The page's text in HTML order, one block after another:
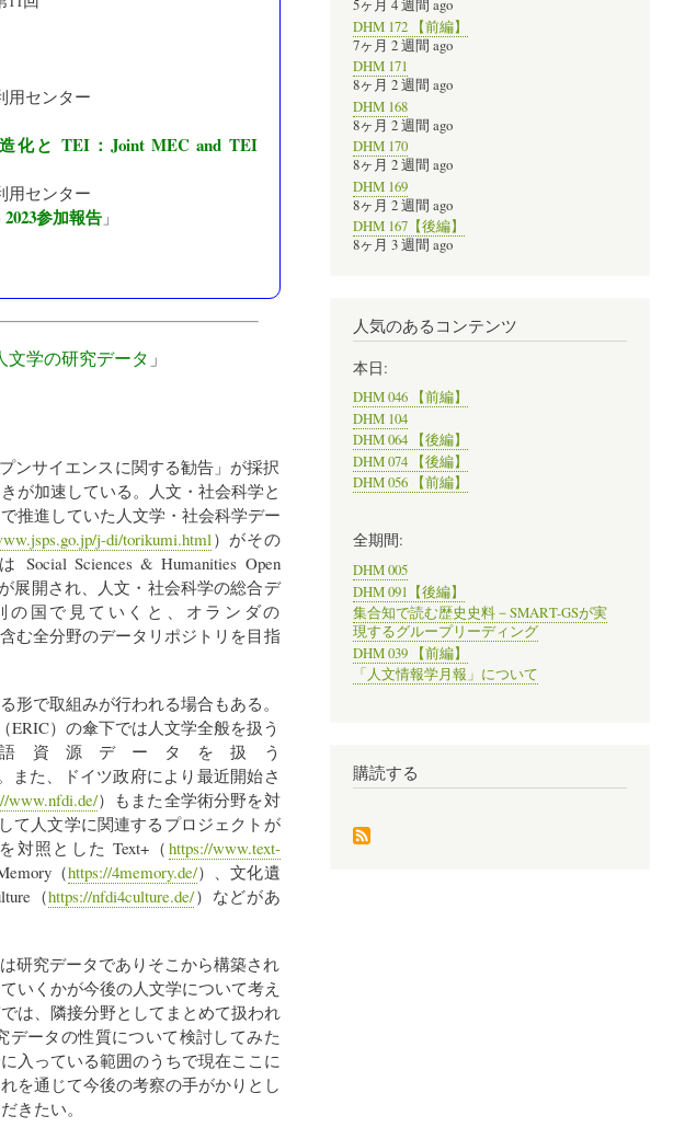
用センター
化と TEI：Joint MEC and TEI
用センター
参加報告」
文学の研究データ 」
ンサイエンスに関する勧告」が採択
が加速している。人文・社会科学と
推進していた人文学・社会科学デー
j-di/torikumi.html）がその
Sciences & Humanities Open
展開され、人文・社会科学の総合デ
国で見ていくと、オランダの
む全分野のデータリポジトリを目指
形で取組みが行われる場合もある。
）の傘下では人文学全般を扱う
資源データを扱う
また、ドイツ政府により最近開始さ
www.nfdi.de/）もまた全学術分野を対
て人文学に関連するプロジェクトが
対照とした Text+（ https://www.text-
（https://4memory.de/）、文化遺
（https://nfdi4culture.de/）などがあ
研究データでありそこから構築され
いくかが今後の人文学について考え
は、隣接分野としてまとめて扱われ
データの性質について検討してみた
入っている範囲のうちで現在ここに
を通じて今後の考察の手がかりとし
きたい。
5ヶ月 4 週間 ago
DHM 172 【前編】
7ヶ月 2 週間 ago
DHM 171
8ヶ月 2 週間 ago
DHM 168
8ヶ月 2 週間 ago
DHM 170
8ヶ月 2 週間 ago
DHM 169
8ヶ月 2 週間 ago
DHM 167【後編】
8ヶ月 3 週間 ago
人気のあるコンテンツ
本日:
DHM 046 【前編】
DHM 104
DHM 064 【後編】
DHM 074 【後編】
DHM 056 【前編】
全期間:
DHM 005
DHM 091【後編】
集合知で読む歴史史料－SMART-GSが実
現するグループリーディング
DHM 039 【前編】
「人文情報学月報」について
購読する